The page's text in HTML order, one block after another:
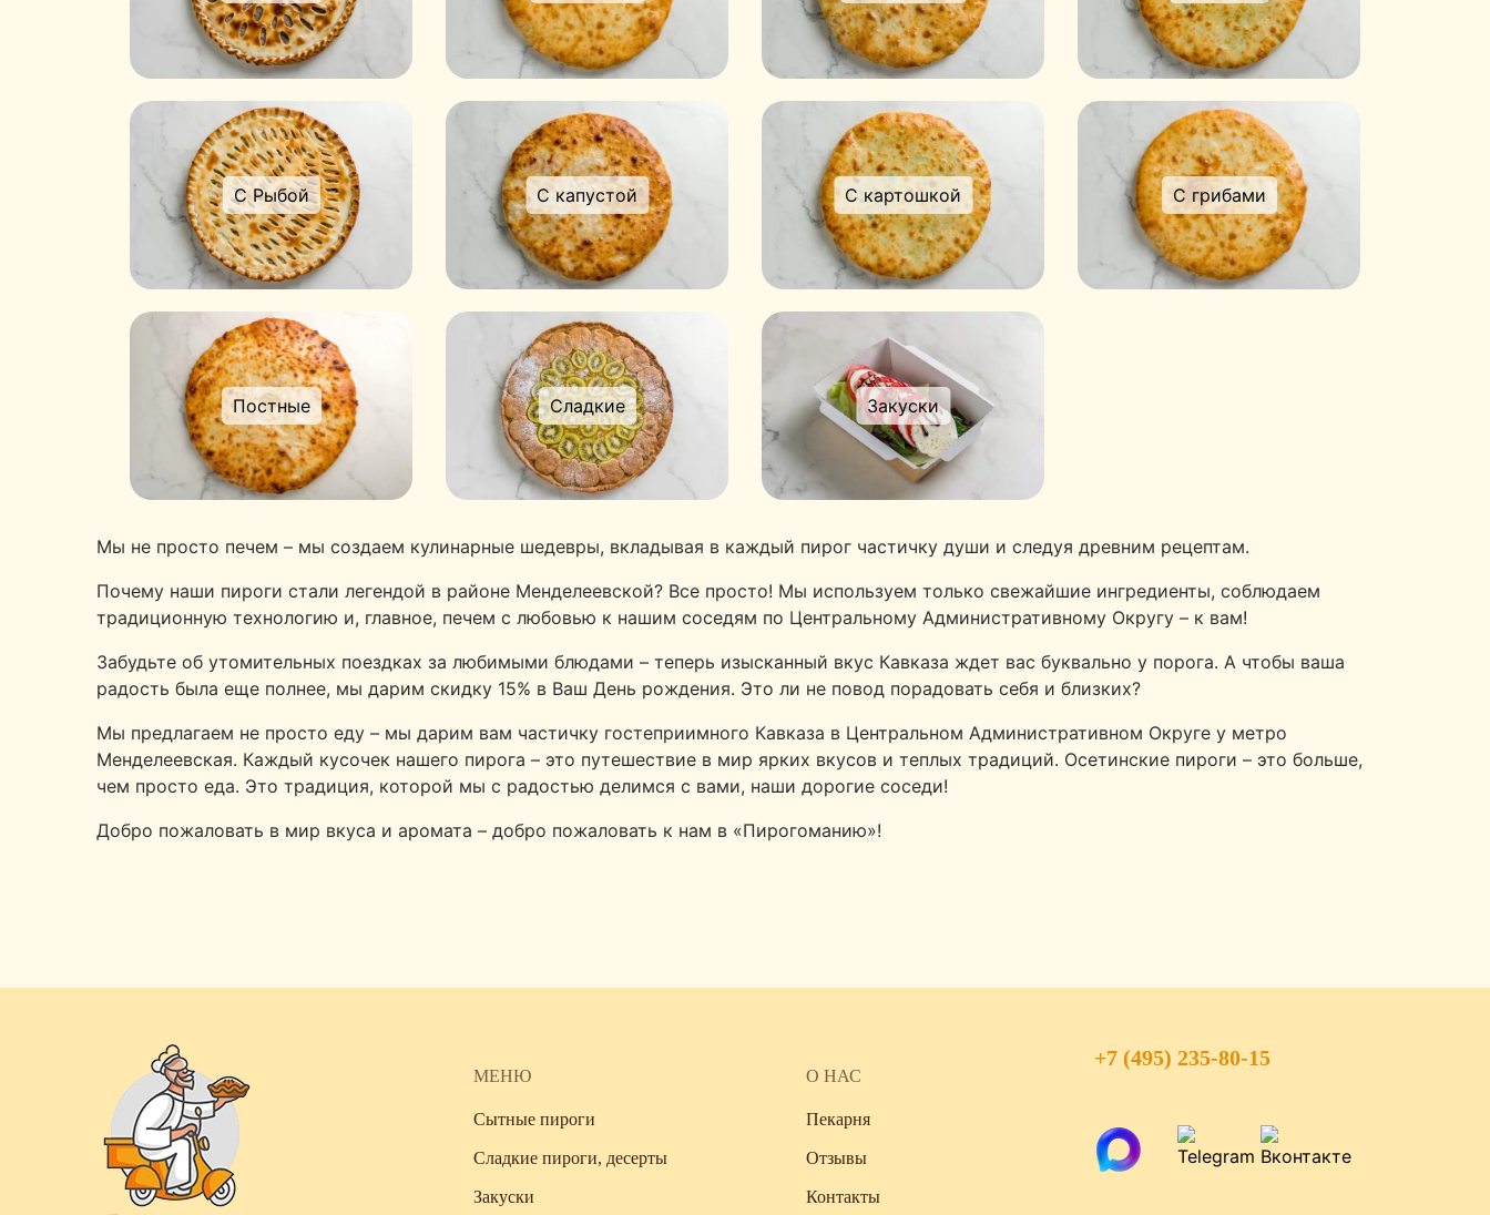
С Рыбой С капустой С картошкой С грибами
Постные Сладкие Закуски
Мы не просто печем – мы создаем кулинарные шедевры, вкладывая в каждый пирог частичку души и следуя древним рецептам.
Почему наши пироги стали легендой в районе Менделеевской? Все просто! Мы используем только свежайшие ингредиенты, соблюдаем
традиционную технологию и, главное, печем с любовью к нашим соседям по Центральному Административному Округу – к вам!
Забудьте об утомительных поездках за любимыми блюдами – теперь изысканный вкус Кавказа ждет вас буквально у порога. А чтобы ваша
радость была еще полнее, мы дарим скидку 15% в Ваш День рождения. Это ли не повод порадовать себя и близких?
Мы предлагаем не просто еду – мы дарим вам частичку гостеприимного Кавказа в Центральном Административном Округе у метро
Менделеевская. Каждый кусочек нашего пирога – это путешествие в мир ярких вкусов и теплых традиций. Осетинские пироги – это больше,
чем просто еда. Это традиция, которой мы с радостью делимся с вами, наши дорогие соседи!
Добро пожаловать в мир вкуса и аромата – добро пожаловать к нам в «Пирогоманию»!
МЕНЮ
Сытные пироги
Сладкие пироги, десерты
Закуски
О НАС
Пекарня
Отзывы
Контакты
+7 (495) 235-80-15